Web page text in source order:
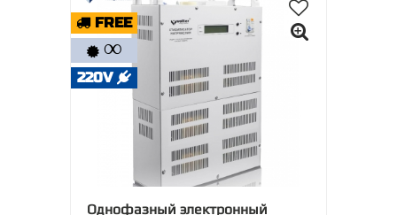
FREE
∞
220V
Однофазный электронный